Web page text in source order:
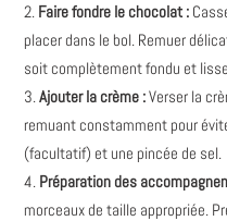
Faire fondre le chocolat :
placer dans le bol. Remuer
soit complètement fondu et
Ajouter la crème :Verser la
remuant constamment pour
(facultatif) et une pincée de sel.
Préparation des
morceaux de taille appropriée.